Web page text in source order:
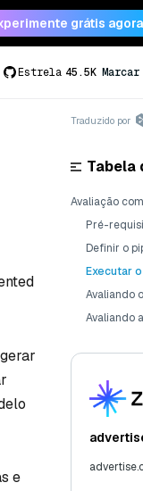
grátis
Estrela 45.5K Marcar
e
Traduzido por
Tabela
Avaliação
Pré-
Definir o
Executar
Avaliando
Avaliando